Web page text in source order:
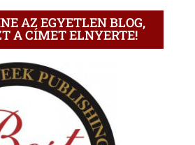
AZ EGYETLEN BLOG,
A CÍMET ELNYERTE!